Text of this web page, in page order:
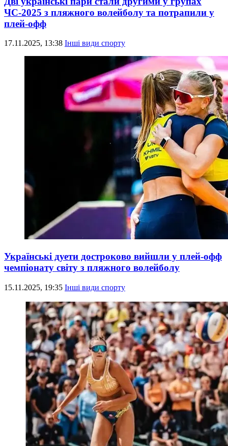
ЧС-2025 з пляжного волейболу та потрапили у
плей-офф
17.11.2025, 13:38 Інші види спорту
Українські дуети достроково вийшли у плей-офф
чемпіонату світу з пляжного волейболу
15.11.2025, 19:35 Інші види спорту